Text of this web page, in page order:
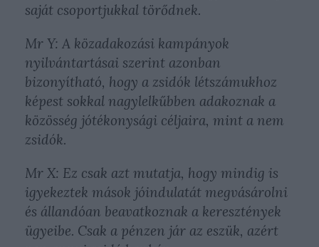
saját csoportjukkal törődnek.
Mr Y: A közadakozási kampányok
nyilvántartásai szerint azonban
bizonyítható, hogy a zsidók létszámukhoz
képest sokkal nagylelkűbben adakoznak a
közösség jótékonysági céljaira, mint a nem
zsidók.
Mr X: Ez csak azt mutatja, hogy mindig is
igyekeztek mások jóindulatát megvásárolni
és állandóan beavatkoznak a keresztények
ügyeibe. Csak a pénzen jár az eszük, azért